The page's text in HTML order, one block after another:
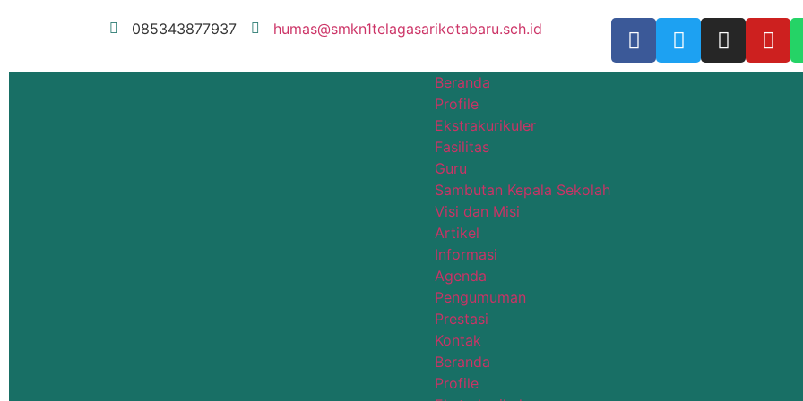
085343877937 humas@smkn1telagasarikotabaru.sch.id
Beranda
Profile
Ekstrakurikuler
Fasilitas
Guru
Sambutan Kepala Sekolah
Visi dan Misi
Artikel
Informasi
Agenda
Pengumuman
Prestasi
Kontak
Beranda
Profile